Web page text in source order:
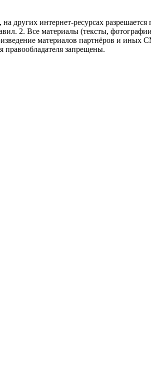
других интернет-ресурсах
2. Все материалы (тексты,
материалов партнёров и иных
правообладателя запрещены.